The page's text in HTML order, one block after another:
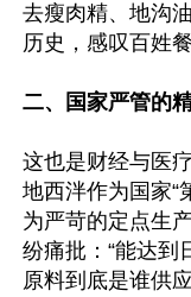
去瘦肉精、地沟
历史，感叹百姓
二、国家严管的
这也是财经与医
地西泮作为国家“
为严苛的定点生
纷痛批：“能达到
原料到底是谁供